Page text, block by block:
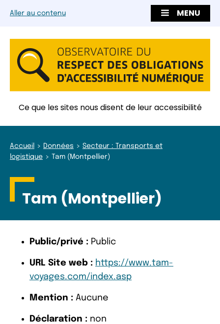
Aller au contenu MENU
Ce que les sites nous disent de leur accessibilité
Accueil Données
Secteur : Transports et
logistique
Tam (Montpellier)
Tam (Montpellier)
Public/privé : Public
URL Site web : https://www.tam-
voyages.com/index.asp
Mention : Aucune
Déclaration : non